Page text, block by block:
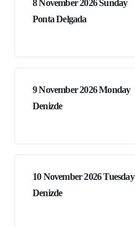
8 November 2026 Sunday
Ponta Delgada
9 November 2026 Monday
Denizde
10 November 2026 Tuesday
Denizde